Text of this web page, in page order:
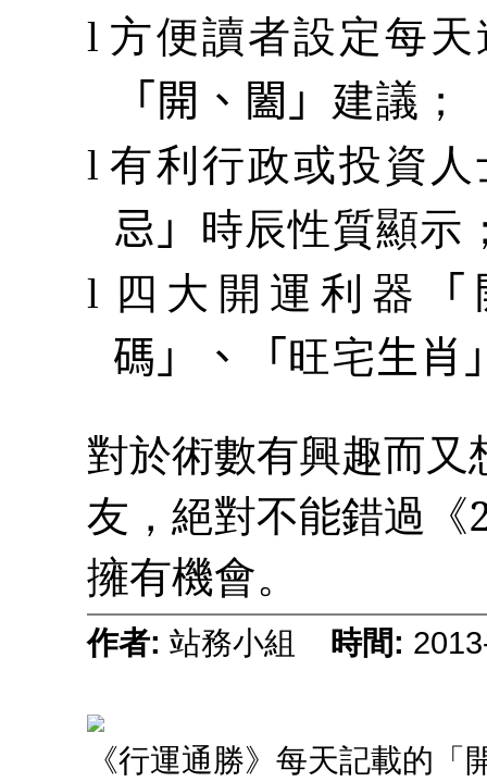
l 方便讀者設定每
「開、闔」 建議；
l 有利行政或投資
忌」 時辰性質顯示
l 四大開運利器
碼」、「旺宅生肖
對於術數有興趣而
友，絕對不能錯過《
擁有機會。
作者: 站務小組 時間:
《行運通勝》每天記載的